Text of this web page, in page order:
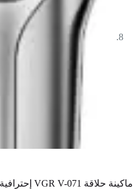
ماكينة حلاقة VGR V-071 إحترافية للذقن والشعر (Type-C)